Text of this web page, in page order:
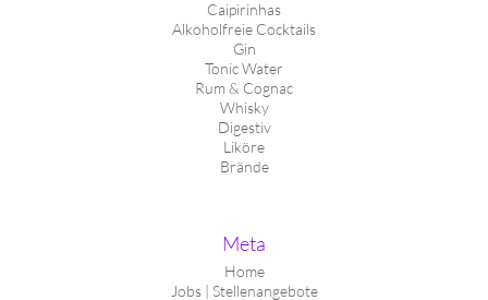
Caipirinhas
Alkoholfreie Cocktails
Gin
Tonic Water
Rum & Cognac
Whisky
Digestiv
Liköre
Brände
Meta
Home
Jobs | Stellenangebote